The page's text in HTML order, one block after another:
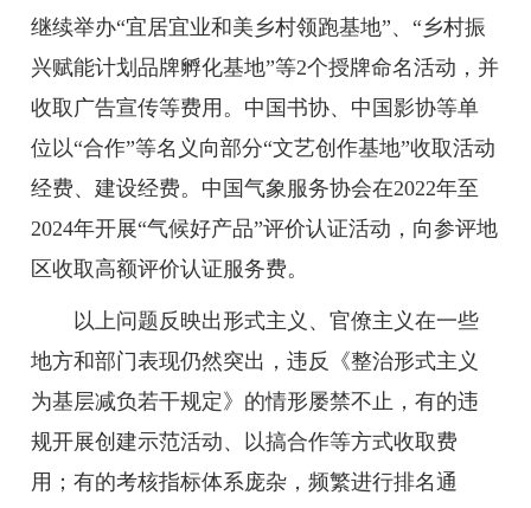
继续举办“宜居宜业和美乡村领跑基地”、“乡村振
兴赋能计划品牌孵化基地”等2个授牌命名活动，并
收取广告宣传等费用。中国书协、中国影协等单
位以“合作”等名义向部分“文艺创作基地”收取活动
经费、建设经费。中国气象服务协会在2022年至
2024年开展“气候好产品”评价认证活动，向参评地
区收取高额评价认证服务费。
以上问题反映出形式主义、官僚主义在一些
地方和部门表现仍然突出，违反《整治形式主义
为基层减负若干规定》的情形屡禁不止，有的违
规开展创建示范活动、以搞合作等方式收取费
用；有的考核指标体系庞杂，频繁进行排名通